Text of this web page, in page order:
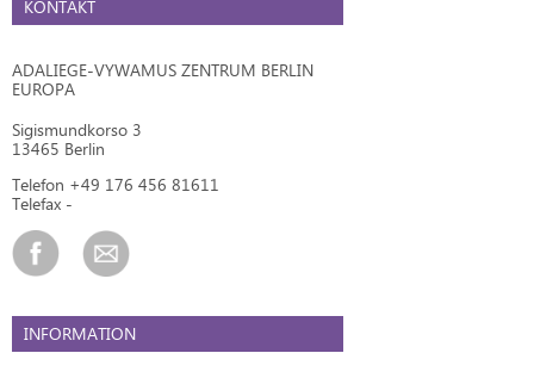
KONTAKT
ADALIEGE-VYWAMUS ZENTRUM BERLIN
EUROPA
Sigismundkorso 3
13465 Berlin
Telefon +49 176 456 81611
Telefax -
INFORMATION